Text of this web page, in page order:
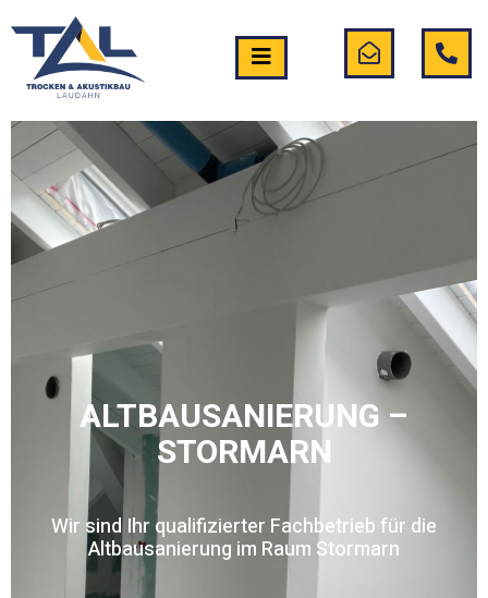
ALTBAUSANIERUNG –
STORMARN
Wir sind Ihr qualifizierter Fachbetrieb für die
Altbausanierung im Raum Stormarn